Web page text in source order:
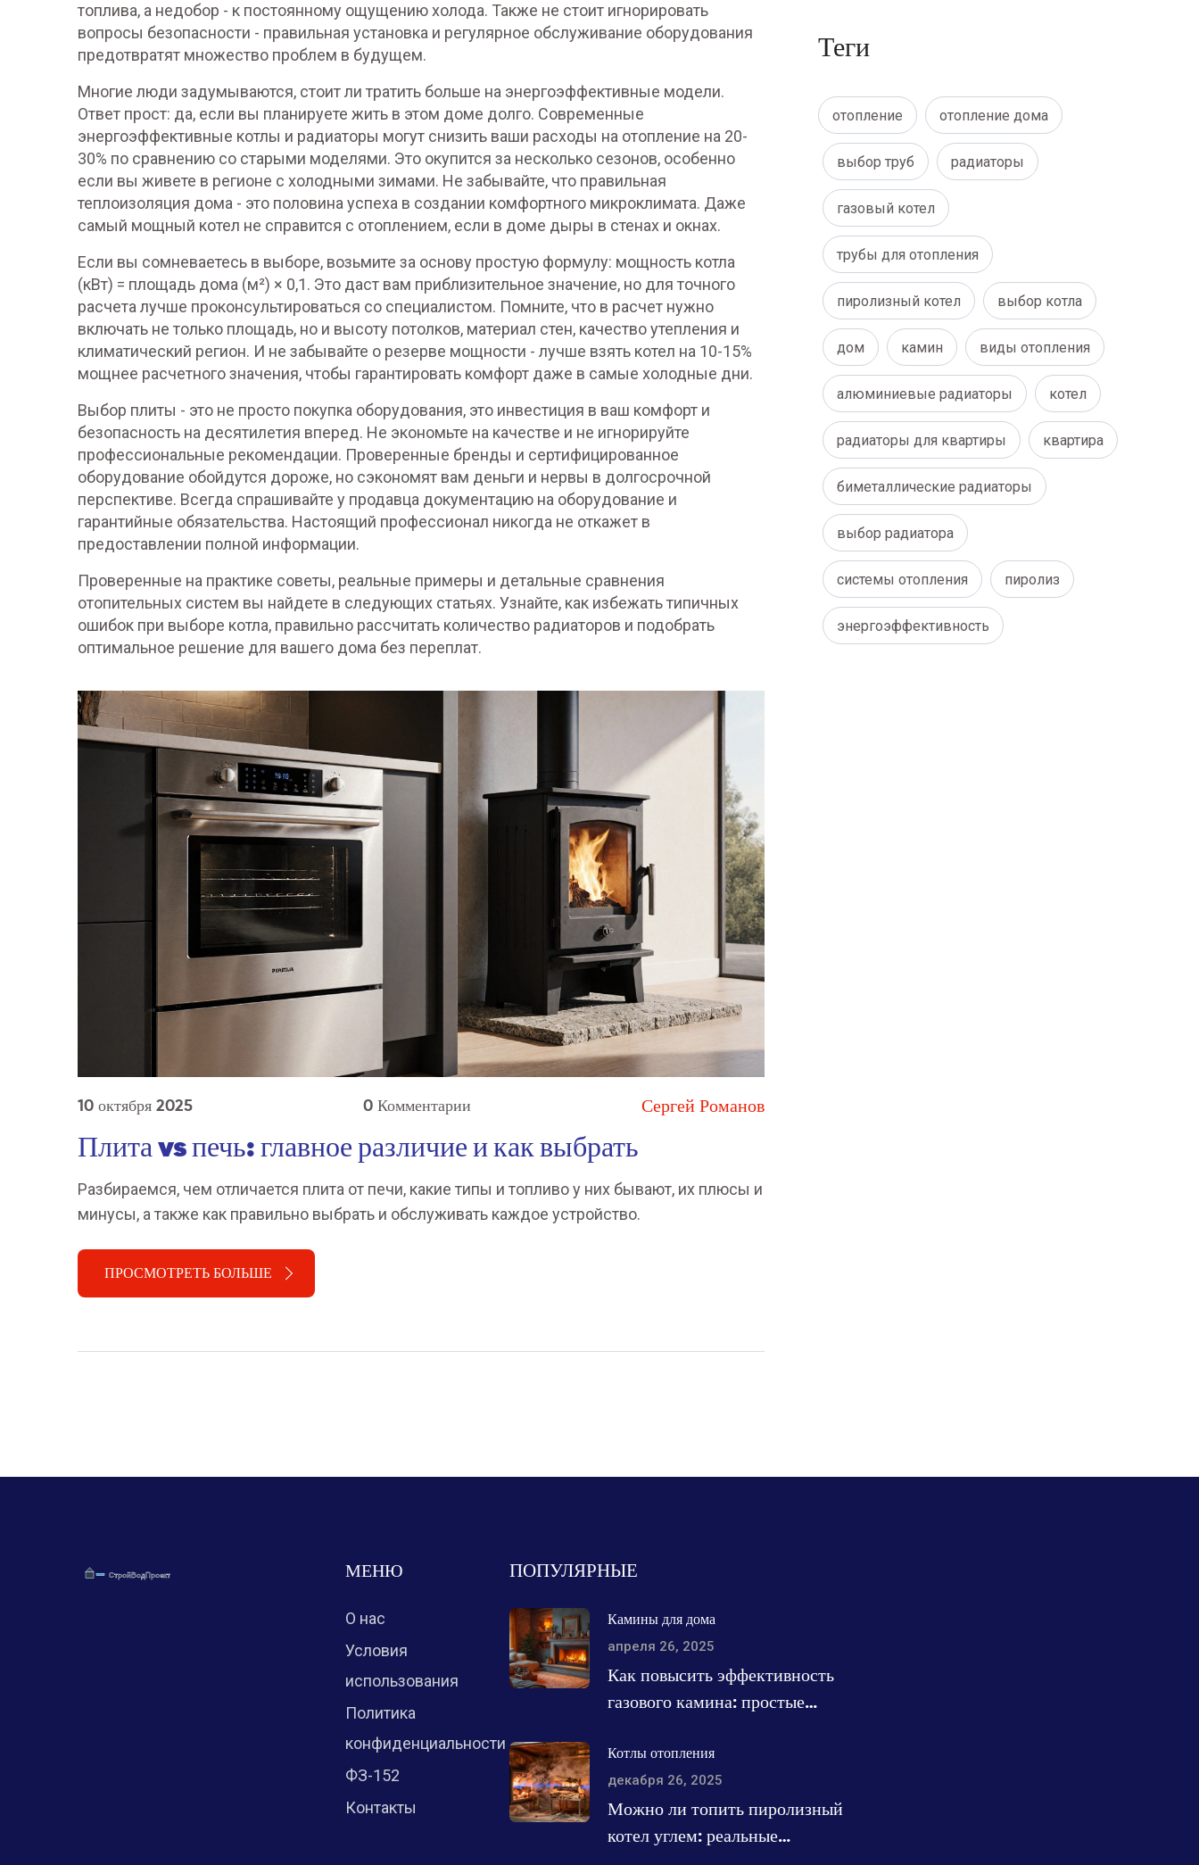
топлива, а недобор - к постоянному ощущению холода. Также не стоит игнорировать
вопросы безопасности - правильная установка и регулярное обслуживание оборудования
предотвратят множество проблем в будущем.
Многие люди задумываются, стоит ли тратить больше на энергоэффективные модели.
Ответ прост: да, если вы планируете жить в этом доме долго. Современные
энергоэффективные котлы и радиаторы могут снизить ваши расходы на отопление на 20-
30% по сравнению со старыми моделями. Это окупится за несколько сезонов, особенно
если вы живете в регионе с холодными зимами. Не забывайте, что правильная
теплоизоляция дома - это половина успеха в создании комфортного микроклимата. Даже
самый мощный котел не справится с отоплением, если в доме дыры в стенах и окнах.
Если вы сомневаетесь в выборе, возьмите за основу простую формулу: мощность котла
(кВт) = площадь дома (м²) × 0,1. Это даст вам приблизительное значение, но для точного
расчета лучше проконсультироваться со специалистом. Помните, что в расчет нужно
включать не только площадь, но и высоту потолков, материал стен, качество утепления и
климатический регион. И не забывайте о резерве мощности - лучше взять котел на 10-15%
мощнее расчетного значения, чтобы гарантировать комфорт даже в самые холодные дни.
Выбор плиты - это не просто покупка оборудования, это инвестиция в ваш комфорт и
безопасность на десятилетия вперед. Не экономьте на качестве и не игнорируйте
профессиональные рекомендации. Проверенные бренды и сертифицированное
оборудование обойдутся дороже, но сэкономят вам деньги и нервы в долгосрочной
перспективе. Всегда спрашивайте у продавца документацию на оборудование и
гарантийные обязательства. Настоящий профессионал никогда не откажет в
предоставлении полной информации.
Проверенные на практике советы, реальные примеры и детальные сравнения
отопительных систем вы найдете в следующих статьях. Узнайте, как избежать типичных
ошибок при выборе котла, правильно рассчитать количество радиаторов и подобрать
оптимальное решение для вашего дома без переплат.
10 октября 2025 0 Комментарии Сергей Романов
Плита vs печь: главное различие и как выбрать
Разбираемся, чем отличается плита от печи, какие типы и топливо у них бывают, их плюсы и
минусы, а также как правильно выбрать и обслуживать каждое устройство.
ПРОСМОТРЕТЬ БОЛЬШЕ
Теги
отопление отопление дома
выбор труб радиаторы
газовый котел
трубы для отопления
пиролизный котел выбор котла
дом камин виды отопления
алюминиевые радиаторы котел
радиаторы для квартиры квартира
биметаллические радиаторы
выбор радиатора
системы отопления пиролиз
энергоэффективность
МЕНЮ
О нас
Условия
использования
Политика
конфиденциальности
ФЗ-152
Контакты
ПОПУЛЯРНЫЕ
Камины для дома
апреля 26, 2025
Как повысить эффективность
газового камина: простые
Котлы отопления
декабря 26, 2025
Можно ли топить пиролизный
котел углем: реальные